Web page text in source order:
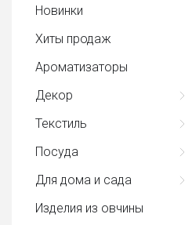
Новинки
Хиты продаж
Ароматизаторы
Декор
Текстиль
Посуда
Для дома и сада
Изделия из овчины